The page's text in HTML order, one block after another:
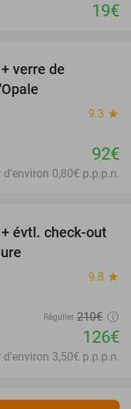
19€
verre de
9.3 star
92€
d'environ 0,80€ p.p.p.n.
40%
évtl. check-out
9.8 star
Régulier 210€
126€
d'environ 3,50€ p.p.p.n.